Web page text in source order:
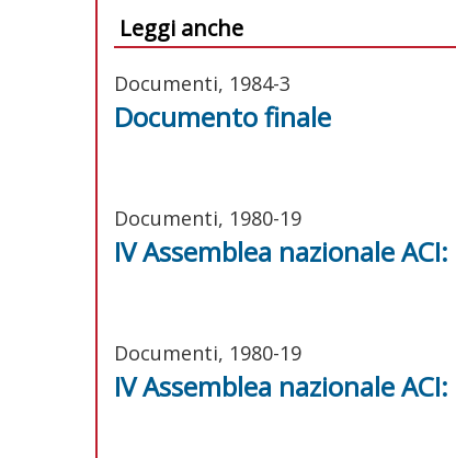
Leggi anche
Documenti, 1984-3
Documento finale
Documenti, 1980-19
IV Assemblea nazionale
Documenti, 1980-19
IV Assemblea nazionale